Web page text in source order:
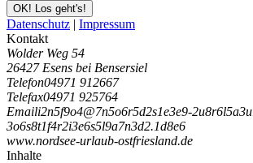
OK! Los geht's!
Datenschutz | Impressum
Kontakt
Wolder Weg 54
26427 Esens bei Bensersiel
Telefon04971 912667
Telefax04971 925764
Emaili2n5f9o4@7n5o6r5d2s1e3e9-2u8r6l5a3u
3o6s8t1f4r2i3e6s5l9a7n3d2.1d8e6
www.nordsee-urlaub-ostfriesland.de
Inhalte